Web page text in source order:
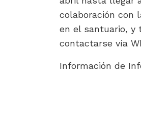
colaboración con
en el santuario, y
contactarse vía
Información de